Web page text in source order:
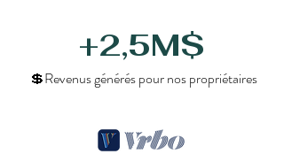
+2,5M$
💲Revenus générés pour nos propriétaires